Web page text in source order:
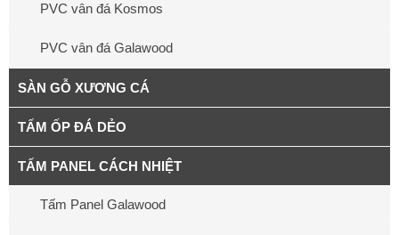
PVC vân đá Kosmos
PVC vân đá Galawood
SÀN GỖ XƯƠNG CÁ
TẤM ỐP ĐÁ DẺO
TẤM PANEL CÁCH NHIỆT
Tấm Panel Galawood